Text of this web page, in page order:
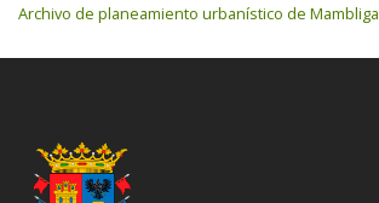
Archivo de planeamiento urbanístico de Mambliga